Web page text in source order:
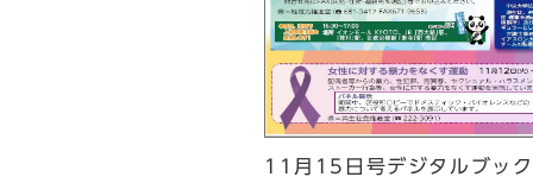
11月15日号デジタルブッ